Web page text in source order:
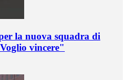
la nuova squadra di
vincere"